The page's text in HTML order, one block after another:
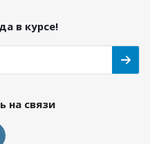
в курсе!
на связи